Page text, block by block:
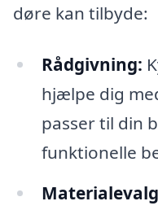
døre kan tilbyde:
Rådgivning:
hjælpe dig
passer til din
funktionelle